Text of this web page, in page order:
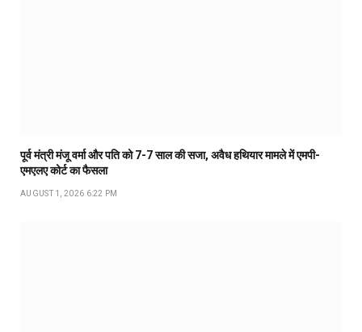
पूर्व मंत्री मंजू वर्मा और पति को 7-7 साल की सजा, अवैध हथियार मामले में एमपी-
एमएलए कोर्ट का फैसला
AUGUST 1, 2026 6:22 PM